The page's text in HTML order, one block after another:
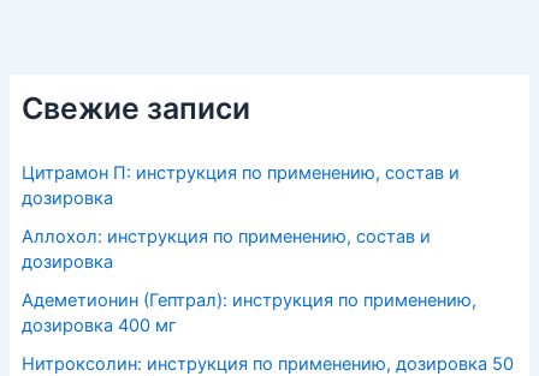
Свежие записи
Цитрамон П: инструкция по применению, состав и
дозировка
Аллохол: инструкция по применению, состав и
дозировка
Адеметионин (Гептрал): инструкция по применению,
дозировка 400 мг
Нитроксолин: инструкция по применению, дозировка 50